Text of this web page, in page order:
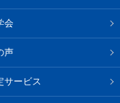
会
声
サービス